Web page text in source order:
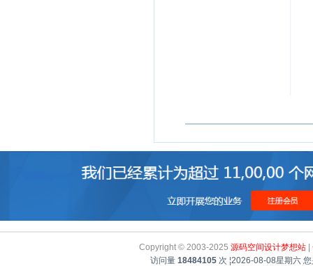
Copyright © 2003-2025源码空间设计梦想站 |
访问量18484105 次 ¦2026-08-08星期六